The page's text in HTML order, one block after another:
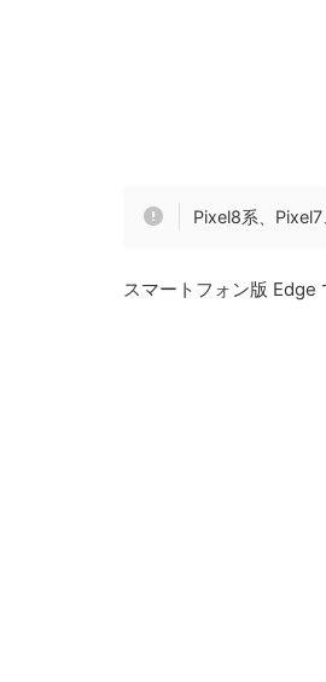
Pixel8系、Pixel7
スマートフォン版 Edge